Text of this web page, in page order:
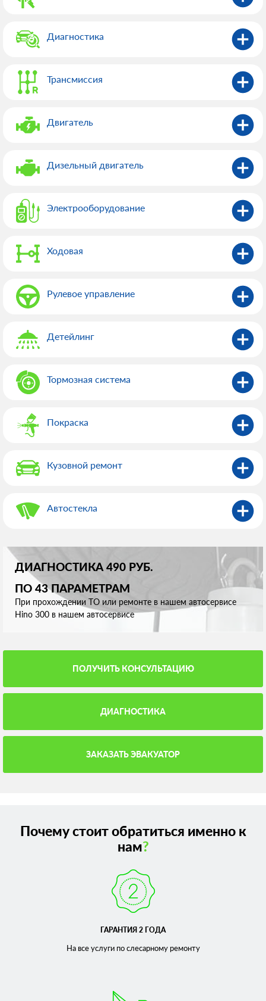
Диагностика
Трансмиссия
Двигатель
Дизельный двигатель
Электрооборудованиe
Ходовая
Рулевое управление
Детейлинг
Тормозная система
Покраска
Кузовной ремонт
Автостекла
ДИАГНОСТИКА 490 РУБ.
ПО 43 ПАРАМЕТРАМ
При прохождении ТО или ремонте в нашем автосервисе
Hino 300 в нашем автосервисе
ПОЛУЧИТЬ КОНСУЛЬТАЦИЮ
ДИАГНОСТИКА
ЗАКАЗАТЬ ЭВАКУАТОР
Почему стоит обратиться именно к
нам?
ГАРАНТИЯ 2 ГОДА
На все услуги по слесарномуремонту